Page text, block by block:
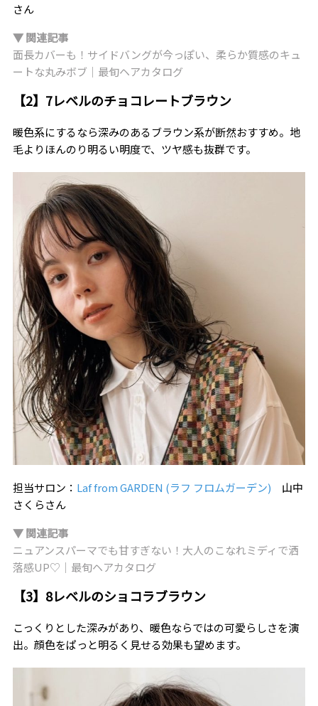
さん
▼ 関連記事
面長カバーも！サイドバングが今っぽい、柔らか質感のキュ
ートな丸みボブ｜最旬ヘアカタログ
【2】7レベルのチョコレートブラウン
暖色系にするなら深みのあるブラウン系が断然おすすめ。地
毛よりほんのり明るい明度で、ツヤ感も抜群です。
担当サロン： Laf from GARDEN (ラフ フロムガーデン) 山中
さくらさん
▼ 関連記事
ニュアンスパーマでも甘すぎない！大人のこなれミディで洒
落感UP♡｜最旬ヘアカタログ
【3】8レベルのショコラブラウン
こっくりとした深みがあり、暖色ならではの可愛らしさを演
出。顔色をぱっと明るく見せる効果も望めます。